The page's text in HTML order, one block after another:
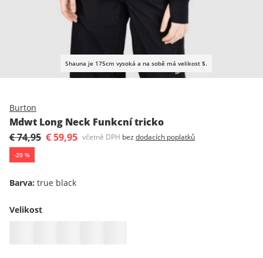
Shauna je 175cm vysoká a na sobě má velikost S.
Burton
Mdwt Long Neck Funkcní tricko
€ 74,95 € 59,95 včetně DPH bez dodacích poplatků
-20 %
Barva: true black
Velikost